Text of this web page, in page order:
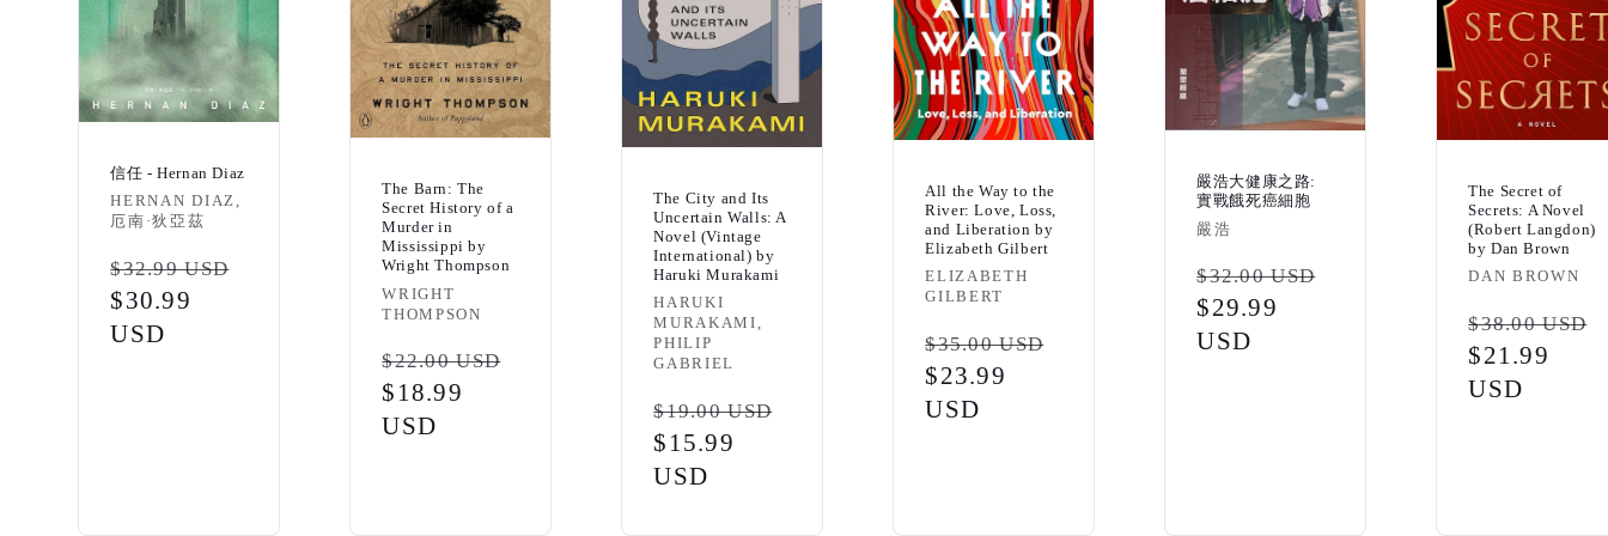
信任 - Hernan Diaz
Vendor:
HERNAN DIAZ,
厄南·狄亞茲
Regular
price
$32.99 USD
Sale
price
$30.99
USD
The Barn: The
Secret History of a
Murder in
Mississippi by
Wright Thompson
Vendor:
WRIGHT
THOMPSON
Regular
price
$22.00 USD
Sale
price
$18.99
USD
The City and Its
Uncertain Walls: A
Novel (Vintage
International) by
Haruki Murakami
Vendor:
HARUKI
MURAKAMI,
PHILIP
GABRIEL
Regular
price
$19.00 USD
Sale
price
$15.99
USD
All the Way to the
River: Love, Loss,
and Liberation by
Elizabeth Gilbert
Vendor:
ELIZABETH
GILBERT
Regular
price
$35.00 USD
Sale
price
$23.99
USD
嚴浩大健康之路:
實戰餓死癌細胞
Vendor:
嚴浩
Regular
price
$32.00 USD
Sale
price
$29.99
USD
The Secret of
Secrets: A Novel
(Robert Langdon)
by Dan Brown
Vendor:
DAN BROWN
Regular
price
$38.00 USD
Sale
price
$21.99
USD